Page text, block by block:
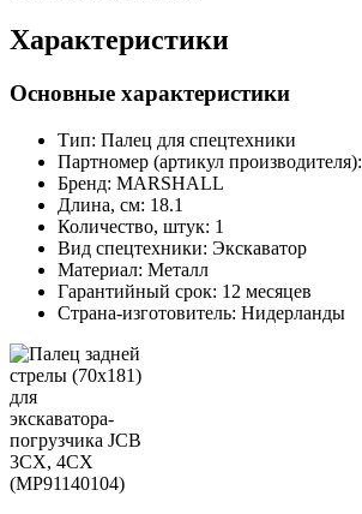
Характеристики
Основные характеристики
Тип: Палец для спецтехники
Партномер (артикул производителя):
Бренд: MARSHALL
Длина, см: 18.1
Количество, штук: 1
Вид спецтехники: Экскаватор
Материал: Металл
Гарантийный срок: 12 месяцев
Страна-изготовитель: Нидерланды